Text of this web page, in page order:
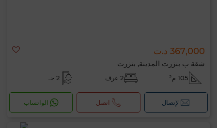
367,000 د.ت
شقة ب بنزرت المدينة, بنزرت
105 م² 2 غرف 2 حـ
لإتصال اتصل الواتساب